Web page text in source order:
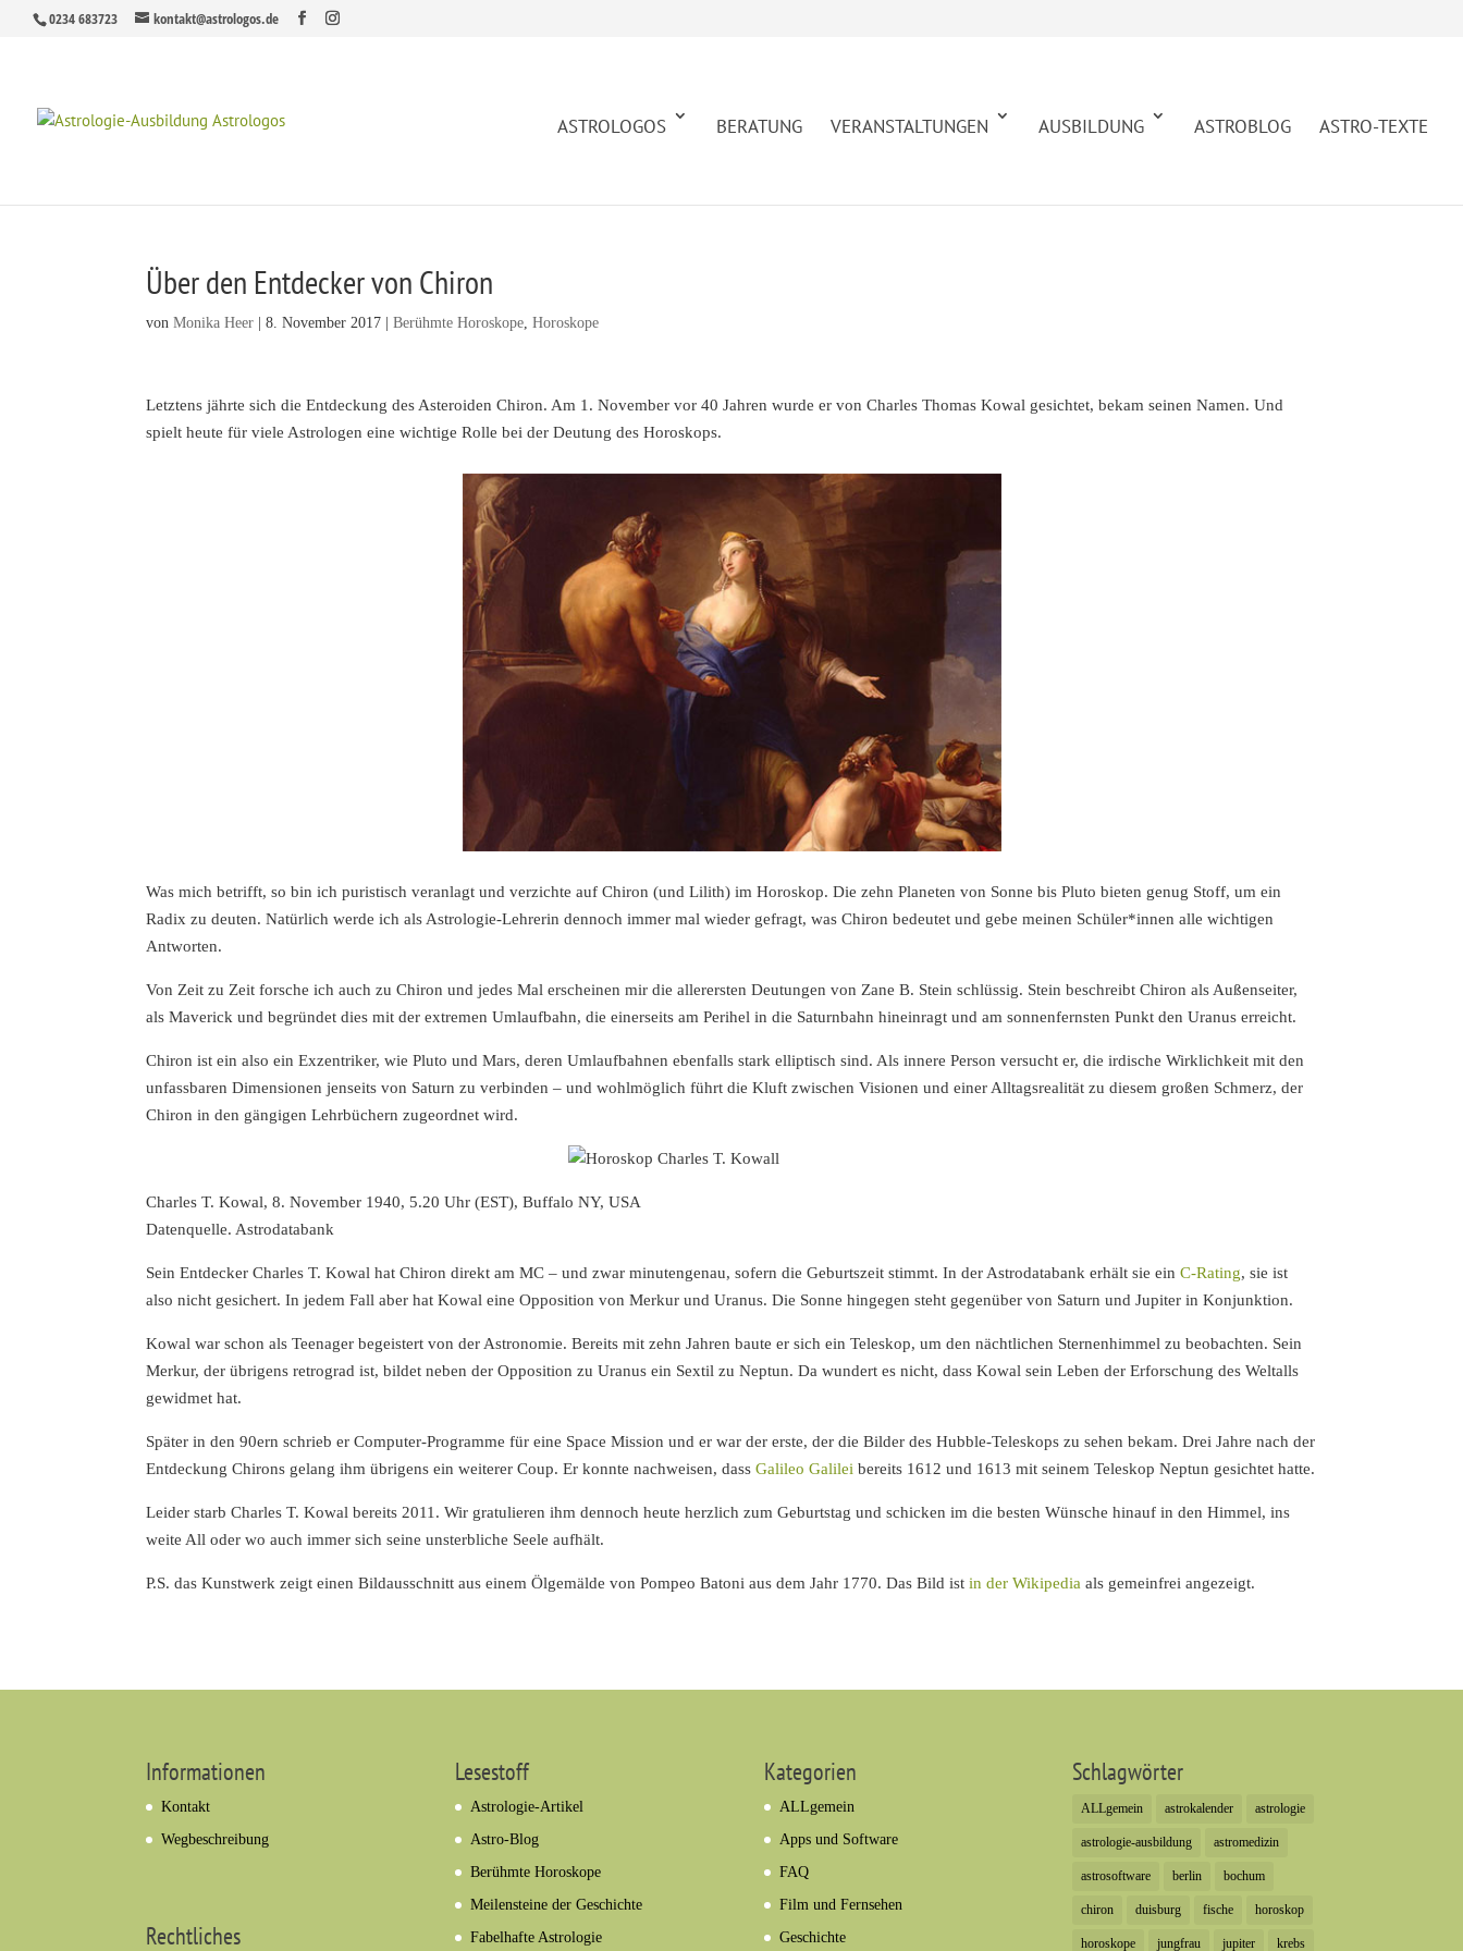
0234 683723 kontakt@astrologos.de
ASTROLOGOS BERATUNG VERANSTALTUNGEN AUSBILDUNG ASTROBLOG ASTRO-TEXTE
Über den Entdecker von Chiron
vonMonika Heer |8. November 2017 |Berühmte Horoskope,Horoskope
Letztens jährte sich die Entdeckung des Asteroiden Chiron. Am 1. November vor 40 Jahren wurde er von Charles Thomas Kowal gesichtet, bekam seinen Namen. Und
spielt heute für viele Astrologen eine wichtige Rolle bei der Deutung des Horoskops.
Was mich betrifft, so bin ich puristisch veranlagt und verzichte auf Chiron (und Lilith) im Horoskop. Die zehn Planeten von Sonne bis Pluto bieten genug Stoff, um ein
Radix zu deuten. Natürlich werde ich als Astrologie-Lehrerin dennoch immer mal wieder gefragt, was Chiron bedeutet und gebe meinen Schüler*innen alle wichtigen
Antworten.
Von Zeit zu Zeit forsche ich auch zu Chiron und jedes Mal erscheinen mir die allerersten Deutungen von Zane B. Stein schlüssig. Stein beschreibt Chiron als Außenseiter,
als Maverick und begründet dies mit der extremen Umlaufbahn, die einerseits am Perihel in die Saturnbahn hineinragt und am sonnenfernsten Punkt den Uranus erreicht.
Chiron ist ein also ein Exzentriker, wie Pluto und Mars, deren Umlaufbahnen ebenfalls stark elliptisch sind. Als innere Person versucht er, die irdische Wirklichkeit mit den
unfassbaren Dimensionen jenseits von Saturn zu verbinden – und wohlmöglich führt die Kluft zwischen Visionen und einer Alltagsrealität zu diesem großen Schmerz, der
Chiron in den gängigen Lehrbüchern zugeordnet wird.
Charles T. Kowal, 8. November 1940, 5.20 Uhr (EST), Buffalo NY, USA
Datenquelle. Astrodatabank
Sein Entdecker Charles T. Kowal hat Chiron direkt am MC – und zwar minutengenau, sofern die Geburtszeit stimmt. In der Astrodatabank erhält sie einC-Rating, sie ist
also nicht gesichert. In jedem Fall aber hat Kowal eine Opposition von Merkur und Uranus. Die Sonne hingegen steht gegenüber von Saturn und Jupiter in Konjunktion.
Kowal war schon als Teenager begeistert von der Astronomie. Bereits mit zehn Jahren baute er sich ein Teleskop, um den nächtlichen Sternenhimmel zu beobachten. Sein
Merkur, der übrigens retrograd ist, bildet neben der Opposition zu Uranus ein Sextil zu Neptun. Da wundert es nicht, dass Kowal sein Leben der Erforschung des Weltalls
gewidmet hat.
Später in den 90ern schrieb er Computer-Programme für eine Space Mission und er war der erste, der die Bilder des Hubble-Teleskops zu sehen bekam. Drei Jahre nach der
Entdeckung Chirons gelang ihm übrigens ein weiterer Coup. Er konnte nachweisen, dassGalileo Galilei bereits 1612 und 1613 mit seinem Teleskop Neptun gesichtet hatte.
Leider starb Charles T. Kowal bereits 2011. Wir gratulieren ihm dennoch heute herzlich zum Geburtstag und schicken im die besten Wünsche hinauf in den Himmel, ins
weite All oder wo auch immer sich seine unsterbliche Seele aufhält.
P.S. das Kunstwerk zeigt einen Bildausschnitt aus einem Ölgemälde von Pompeo Batoni aus dem Jahr 1770. Das Bild istin der Wikipedia als gemeinfrei angezeigt.
Informationen
Kontakt
Wegbeschreibung
Rechtliches
Lesestoff
Astrologie-Artikel
Astro-Blog
Berühmte Horoskope
Meilensteine der Geschichte
Fabelhafte Astrologie
Kategorien
ALLgemein
Apps und Software
FAQ
Film und Fernsehen
Geschichte
Schlagwörter
ALLgemein astrokalender astrologie
astrologie-ausbildung astromedizin
astrosoftware berlin bochum
chiron duisburg fische horoskop
horoskope jungfrau jupiter krebs